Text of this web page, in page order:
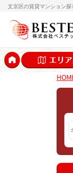
文京区の賃貸マンション